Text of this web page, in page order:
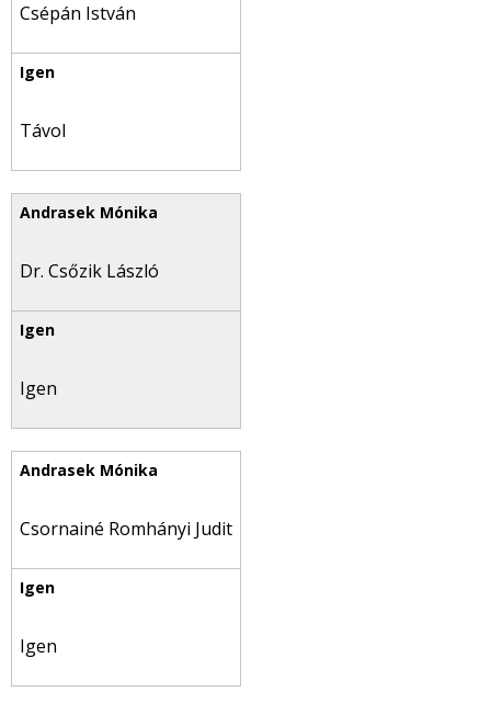
Csépán István
Távol
Dr. Csőzik László
Igen
Csornainé Romhányi Judit
Igen